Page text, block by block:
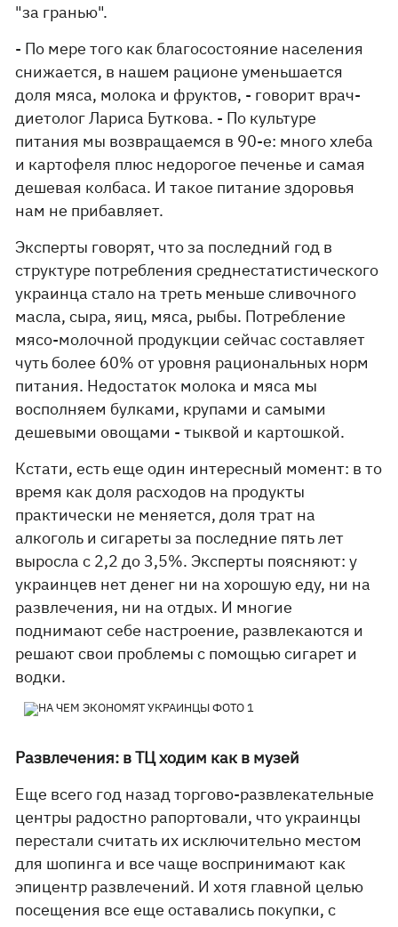
"за гранью".
- По мере того как благосостояние населения
снижается, в нашем рационе уменьшается
доля мяса, молока и фруктов, - говорит врач-
диетолог Лариса Буткова. - По культуре
питания мы возвращаемся в 90-е: много хлеба
и картофеля плюс недорогое печенье и самая
дешевая колбаса. И такое питание здоровья
нам не прибавляет.
Эксперты говорят, что за последний год в
структуре потребления среднестатистического
украинца стало на треть меньше сливочного
масла, сыра, яиц, мяса, рыбы. Потребление
мясо-молочной продукции сейчас составляет
чуть более 60% от уровня рациональных норм
питания. Недостаток молока и мяса мы
восполняем булками, крупами и самыми
дешевыми овощами - тыквой и картошкой.
Кстати, есть еще один интересный момент: в то
время как доля расходов на продукты
практически не меняется, доля трат на
алкоголь и сигареты за последние пять лет
выросла с 2,2 до 3,5%. Эксперты поясняют: у
украинцев нет денег ни на хорошую еду, ни на
развлечения, ни на отдых. И многие
поднимают себе настроение, развлекаются и
решают свои проблемы с помощью сигарет и
водки.
Развлечения: в ТЦ ходим как в музей
Еще всего год назад торгово-развлекательные
центры радостно рапортовали, что украинцы
перестали считать их исключительно местом
для шопинга и все чаще воспринимают как
эпицентр развлечений. И хотя главной целью
посещения все еще оставались покупки, с